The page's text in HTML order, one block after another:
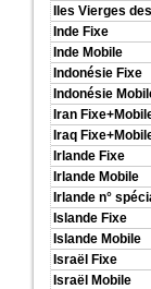
Iles Vierges
Inde Fixe
Inde Mobile
Indonésie Fixe
Indonésie
Iran
Iraq
Irlande Fixe
Irlande Mobile
Irlande n°
Islande Fixe
Islande Mobile
Israël Fixe
Israël Mobile